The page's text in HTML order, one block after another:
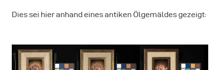
Dies sei hier anhand eines antiken Ölgemäldes gezeigt: